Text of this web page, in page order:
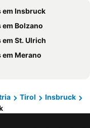
em Insbruck
em Bolzano
em St. Ulrich
em Merano
Tirol
Insbruck